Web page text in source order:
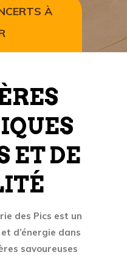
À
ET DE
des Pics est un
d’énergie dans
savoureuses